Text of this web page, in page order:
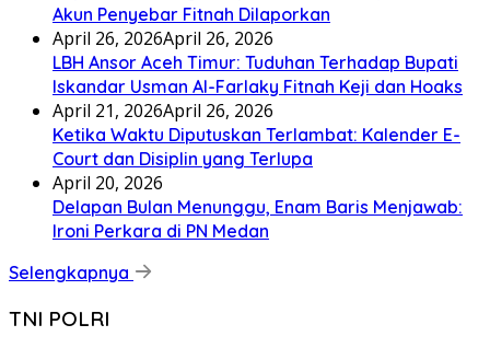
Akun Penyebar Fitnah Dilaporkan
April 26, 2026April 26, 2026
LBH Ansor Aceh Timur: Tuduhan Terhadap Bupati
Iskandar Usman Al-Farlaky Fitnah Keji dan Hoaks
April 21, 2026April 26, 2026
Ketika Waktu Diputuskan Terlambat: Kalender E-
Court dan Disiplin yang Terlupa
April 20, 2026
Delapan Bulan Menunggu, Enam Baris Menjawab:
Ironi Perkara di PN Medan
Selengkapnya
TNI POLRI